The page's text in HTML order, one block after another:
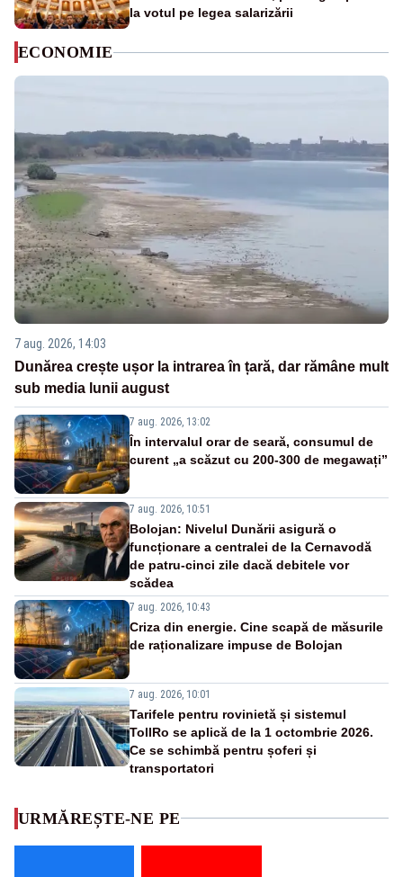
la votul pe legea salarizării
ECONOMIE
7 aug. 2026, 14:03
Dunărea crește ușor la intrarea în țară, dar rămâne mult
sub media lunii august
7 aug. 2026, 13:02
În intervalul orar de seară, consumul de
curent „a scăzut cu 200-300 de megawați”
7 aug. 2026, 10:51
Bolojan: Nivelul Dunării asigură o
funcționare a centralei de la Cernavodă
de patru-cinci zile dacă debitele vor
scădea
7 aug. 2026, 10:43
Criza din energie. Cine scapă de măsurile
de raționalizare impuse de Bolojan
7 aug. 2026, 10:01
Tarifele pentru rovinietă și sistemul
TollRo se aplică de la 1 octombrie 2026.
Ce se schimbă pentru șoferi și
transportatori
URMĂREȘTE-NE PE